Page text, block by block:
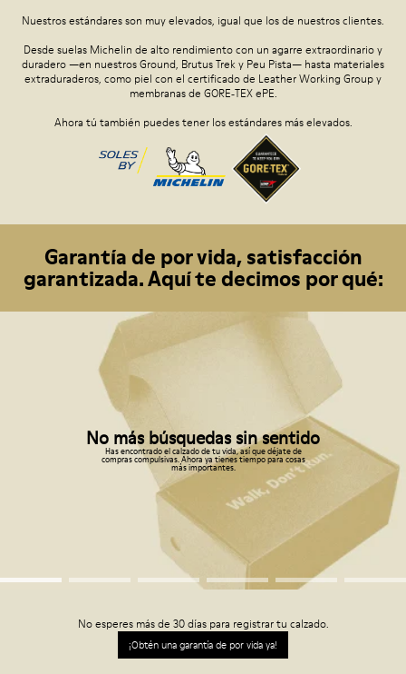
Nuestros estándares son muy elevados, igual que los de nuestros clientes.
Desde suelas Michelin de alto rendimiento con un agarre extraordinario y
duradero —en nuestros Ground, Brutus Trek y Peu Pista— hasta materiales
extraduraderos, como piel con el certificado de Leather Working Group y
membranas de GORE‑TEX ePE.
Ahora tú también puedes tener los estándares más elevados.
Garantía de por vida, satisfacción
garantizada. Aquí te decimos por qué:
No más búsquedas sin sentido
Has encontrado el calzado de tu vida, así que déjate de
compras compulsivas. Ahora ya tienes tiempo para cosas
más importantes.
No esperes más de 30 días para registrar tu calzado.
¡Obtén una garantía de por vida ya!